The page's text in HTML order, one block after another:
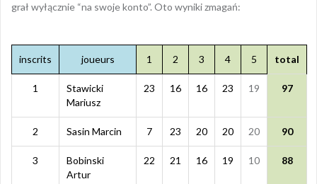
grał wyłącznie “na swoje konto”. Oto wyniki zmagań:
inscrits joueurs 1 2 3 4 5 total
1
Stawicki
Mariusz
23 16 16 23 19 97
2 Sasin Marcin 7 23 20 20 20 90
3
Bobinski
Artur
22 21 16 19 10 88